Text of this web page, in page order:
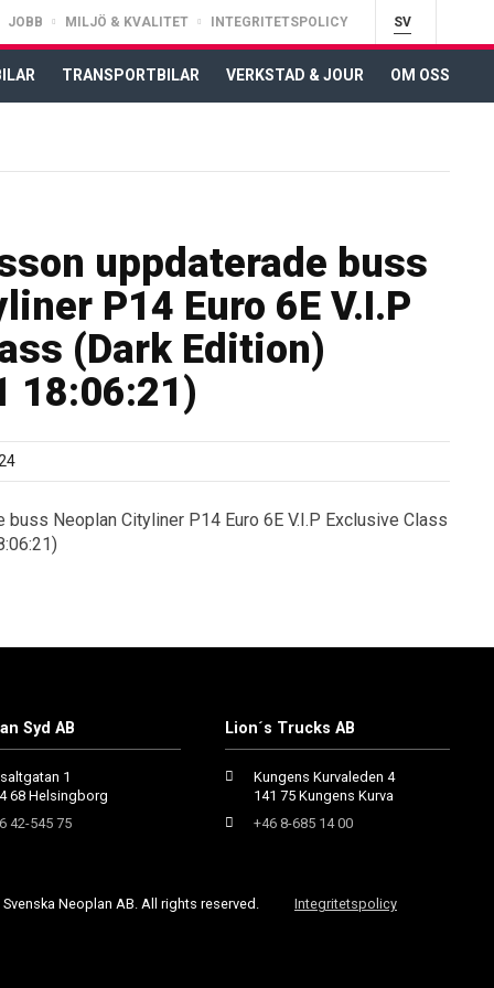
JOBB MILJÖ & KVALITET INTEGRITETSPOLICY SV
TRANSPORTBILAR VERKSTAD & JOUR OM OSS
uppdaterade buss
P14 Euro 6E V.I.P
(Dark Edition)
18:06:21)
Neoplan Cityliner P14 Euro 6E V.I.P Exclusive Class
Syd AB
1
68 Helsingborg
42-545 75
Lion´s Trucks AB
Kungens Kurvaleden 4
141 75 Kungens Kurva
+46 8-685 14 00
Neoplan AB. All rights reserved. Integritetspolicy